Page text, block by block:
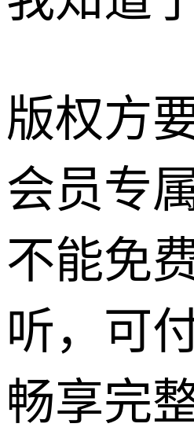
版权方
会员专
不能免
听，可
畅享完